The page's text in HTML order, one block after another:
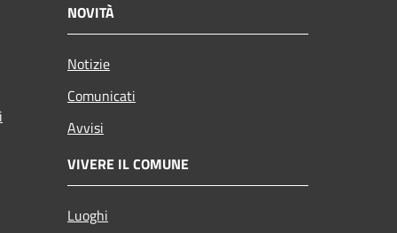
NOVITÀ
Notizie
Comunicati
Avvisi
VIVERE IL COMUNE
Luoghi